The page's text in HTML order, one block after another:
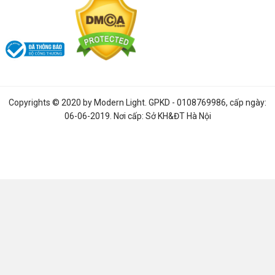
Đèn chùm nghệ thuật- Khám phá top 10 mẫu đèn chùm lớn
nhất thế giới
Đèn trang trí nội thất- 8 xu hướng trang trí nội thất nổi bật
Tư vấn đèn chùm theo không gian
Copyrights © 2020 by Modern Light. GPKD - 0108769986, cấp ngày:
06-06-2019. Nơi cấp: Sở KH&ĐT Hà Nội